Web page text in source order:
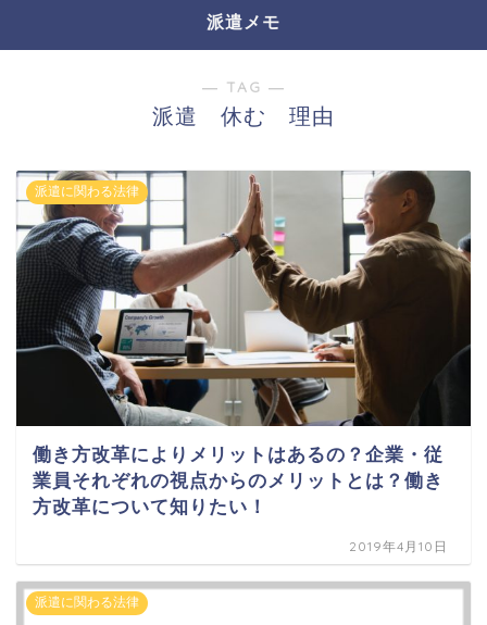
派遣メモ
― TAG ―
派遣 休む 理由
派遣に関わる法律
働き方改革によりメリットはあるの？企業・従
業員それぞれの視点からのメリットとは？働き
方改革について知りたい！
2019年4月10日
派遣に関わる法律